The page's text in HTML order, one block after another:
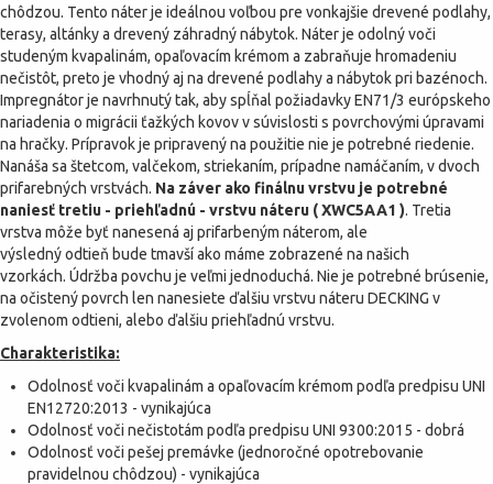
chôdzou. Tento náter je ideálnou voľbou pre vonkajšie drevené podlahy,
terasy, altánky a drevený záhradný nábytok. Náter je odolný voči
studeným kvapalinám, opaľovacím krémom a zabraňuje hromadeniu
nečistôt, preto je vhodný aj na drevené podlahy a nábytok pri bazénoch.
Impregnátor je navrhnutý tak, aby spĺňal požiadavky EN71/3 európskeho
nariadenia o migrácii ťažkých kovov v súvislosti s povrchovými úpravami
na hračky. Prípravok je pripravený na použitie nie je potrebné riedenie.
Nanáša sa štetcom, valčekom, striekaním, prípadne namáčaním, v dvoch
prifarebných vrstvách. Na záver ako finálnu vrstvu je potrebné
naniesť tretiu - priehľadnú - vrstvu náteru ( XWC5AA1 ). Tretia
vrstva môže byť nanesená aj prifarbeným náterom, ale
výsledný odtieň bude tmavší ako máme zobrazené na našich
vzorkách. Údržba povchu je veľmi jednoduchá. Nie je potrebné brúsenie,
na očistený povrch len nanesiete ďalšiu vrstvu náteru DECKING v
zvolenom odtieni, alebo ďalšiu priehľadnú vrstvu.
Charakteristika:
Odolnosť voči kvapalinám a opaľovacím krémom podľa predpisu UNI
EN12720:2013 - vynikajúca
Odolnosť voči nečistotám podľa predpisu UNI 9300:2015 - dobrá
Odolnosť voči pešej premávke (jednoročné opotrebovanie
pravidelnou chôdzou) - vynikajúca